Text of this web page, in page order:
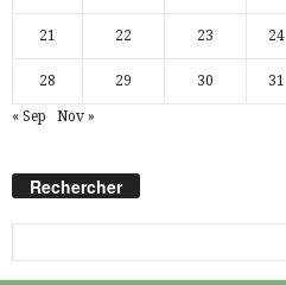
21 22 23 24
28 29 30 31
« Sep Nov »
Rechercher